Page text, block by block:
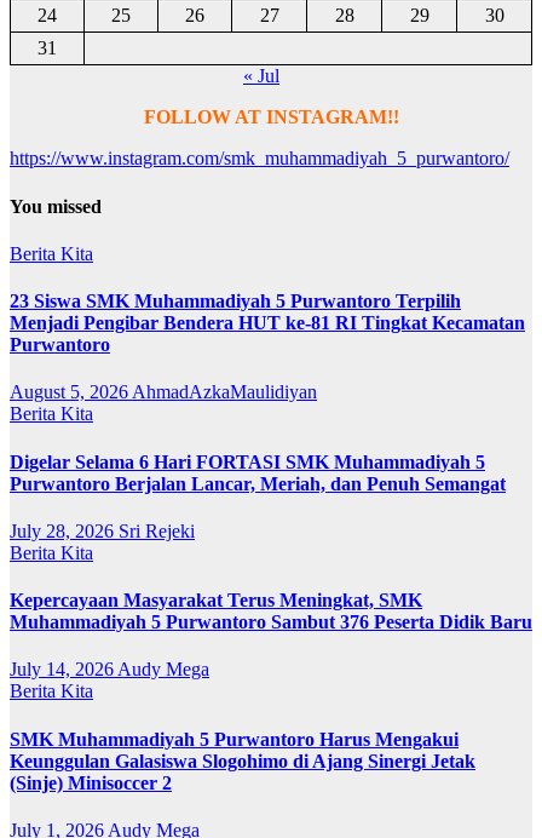
24
25 26 27 28 29
30
31
« Jul
FOLLOW AT INSTAGRAM!!
https://www.instagram.com/smk_muhammadiyah_5_purwantoro/
You missed
Berita Kita
23 Siswa SMK Muhammadiyah 5 Purwantoro Terpilih
Menjadi Pengibar Bendera HUT ke-81 RI Tingkat Kecamatan
Purwantoro
August 5, 2026 AhmadAzkaMaulidiyan
Berita Kita
Digelar Selama 6 Hari FORTASI SMK Muhammadiyah 5
Purwantoro Berjalan Lancar, Meriah, dan Penuh Semangat
July 28, 2026 Sri Rejeki
Berita Kita
Kepercayaan Masyarakat Terus Meningkat, SMK
Muhammadiyah 5 Purwantoro Sambut 376 Peserta Didik Baru
July 14, 2026 Audy Mega
Berita Kita
SMK Muhammadiyah 5 Purwantoro Harus Mengakui
Keunggulan Galasiswa Slogohimo di Ajang Sinergi Jetak
(Sinje) Minisoccer 2
July 1, 2026 Audy Mega